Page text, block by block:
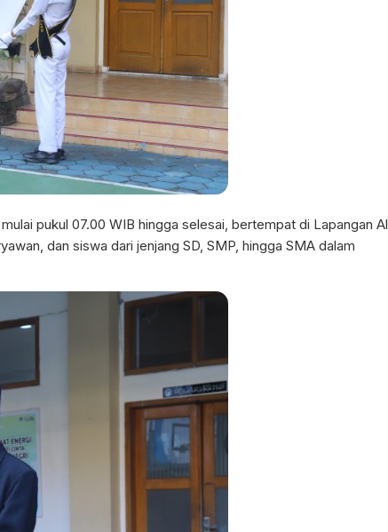
pukul 07.00 WIB hingga selesai, bertempat di Lapangan Al
dan siswa dari jenjang SD, SMP, hingga SMA dalam